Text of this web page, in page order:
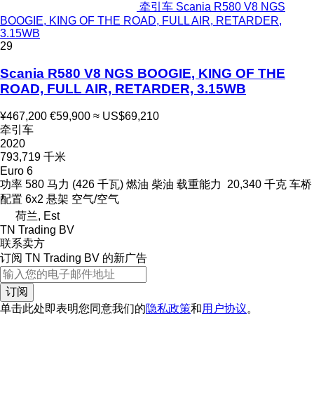
牵引车 Scania R580 V8 NGS
BOOGIE, KING OF THE ROAD, FULL AIR, RETARDER,
3.15WB
29
Scania R580 V8 NGS BOOGIE, KING OF THE
ROAD, FULL AIR, RETARDER, 3.15WB
¥467,200 €59,900 ≈ US$69,210
牵引车
2020
793,719 千米
Euro 6
功率 580 马力 (426 千瓦) 燃油 柴油 载重能力 20,340 千克 车桥
配置 6x2 悬架 空气/空气
荷兰, Est
TN Trading BV
联系卖方
订阅 TN Trading BV 的新广告
订阅
单击此处即表明您同意我们的隐私政策和用户协议。